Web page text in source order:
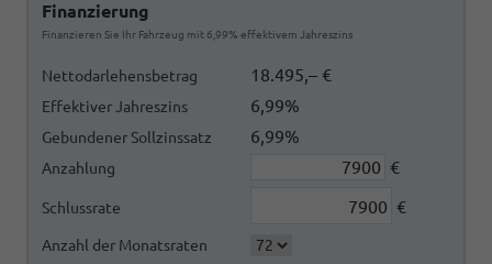
Finanzierung
Finanzieren Sie Ihr Fahrzeug mit 6,99% effektivem Jahreszins
Nettodarlehensbetrag 18.495,– €
Effektiver Jahreszins 6,99%
Gebundener Sollzinssatz 6,99%
Anzahlung €
Schlussrate €
Anzahl der Monatsraten